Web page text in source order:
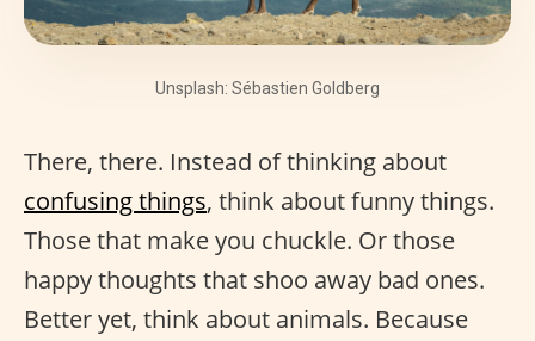
Unsplash: Sébastien Goldberg
There, there. Instead of thinking about
confusing things, think about funny things.
Those that make you chuckle. Or those
happy thoughts that shoo away bad ones.
Better yet, think about animals. Because